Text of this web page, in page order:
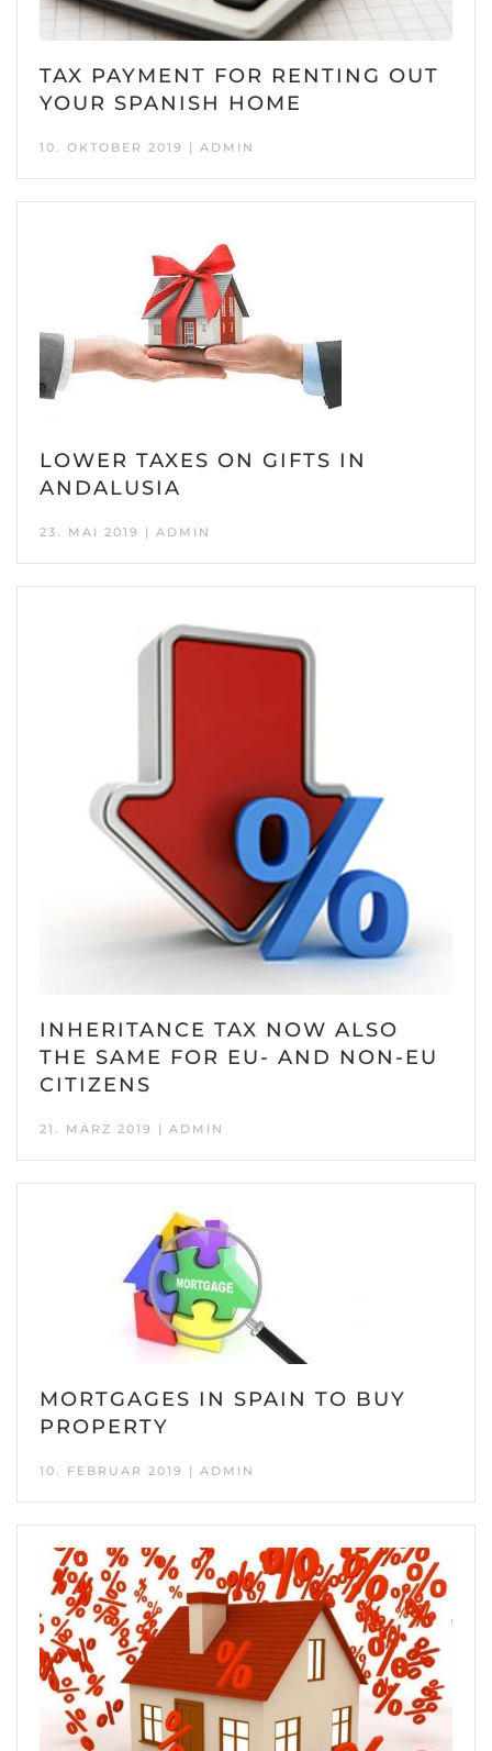
TAX PAYMENT FOR RENTING OUT
YOUR SPANISH HOME
10. OKTOBER 2019 | ADMIN
LOWER TAXES ON GIFTS IN
ANDALUSIA
23. MAI 2019 | ADMIN
INHERITANCE TAX NOW ALSO
THE SAME FOR EU- AND NON-EU
CITIZENS
21. MÄRZ 2019 | ADMIN
MORTGAGES IN SPAIN TO BUY
PROPERTY
10. FEBRUAR 2019 | ADMIN